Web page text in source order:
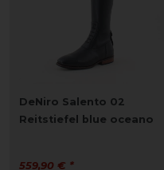
DeNiro Salento 02
Reitstiefel blue oceano
559,90 € *